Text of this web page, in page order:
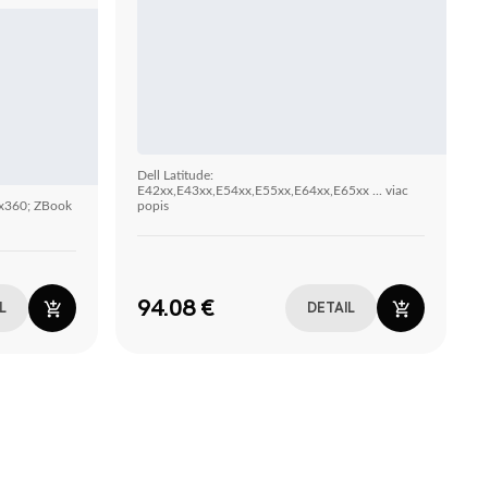
ZBook
Dell Latitude:
E42xx,E43xx,E54xx,E55xx,E64xx,E65xx ... viac
popis
94.08 € DETAIL